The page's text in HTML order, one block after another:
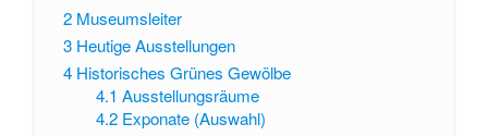
2 Museumsleiter
3 Heutige Ausstellungen
4 Historisches Grünes Gewölbe
4.1 Ausstellungsräume
4.2 Exponate (Auswahl)